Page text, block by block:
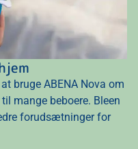
bruge ABENA Nova om
mange beboere. Bleen
forudsætninger for